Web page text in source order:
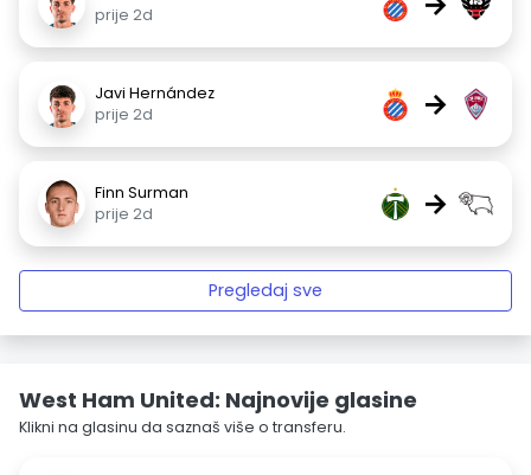
prije 2d
Javi Hernández
prije 2d
→
Finn Surman
prije 2d
→
Pregledaj sve
West Ham United: Najnovije glasine
Klikni na glasinu da saznaš više o transferu.